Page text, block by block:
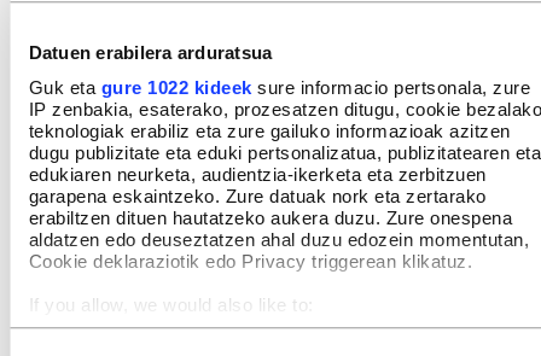
Datuen erabilera arduratsua
Guk eta gure 1022 kideek sure informacio pertsonala, zure
IP zenbakia, esaterako, prozesatzen ditugu, cookie bezalako
teknologiak erabiliz eta zure gailuko informazioak azitzen
dugu publizitate eta eduki pertsonalizatua, publizitatearen eta
edukiaren neurketa, audientzia-ikerketa eta zerbitzuen
garapena eskaintzeko. Zure datuak nork eta zertarako
erabiltzen dituen hautatzeko aukera duzu. Zure onespena
aldatzen edo deuseztatzen ahal duzu edozein momentutan,
Cookie deklaraziotik edo Privacy triggerean klikatuz.
If you allow, we would also like to:
Collect information about your geographical location